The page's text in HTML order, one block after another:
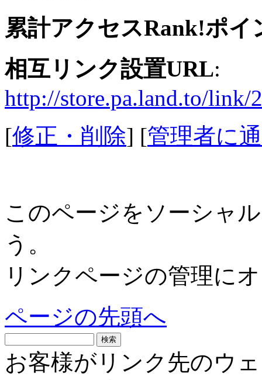
累計アクセスRank!ポイ
相互リンク設置URL:
http://store.pa.land.to/link/
[修正・削除] [管理者に
このページをソーシャ
う。
リンクページの管理に
ページの先頭へ
お客様がリンク先のウ